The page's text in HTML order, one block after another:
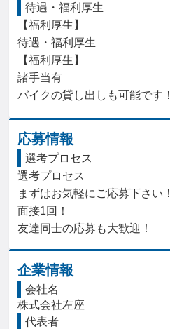
待遇・福利厚生
【福利厚生】
待遇・福利厚生
【福利厚生】
諸手当有
バイクの貸し出しも可能です！
応募情報
選考プロセス
選考プロセス
まずはお気軽にご応募下さい！
面接1回！
友達同士の応募も大歓迎！
企業情報
会社名
株式会社左座
代表者